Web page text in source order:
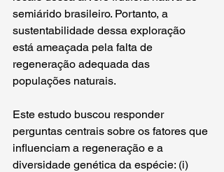
semiárido brasileiro. Portanto, a
sustentabilidade dessa exploração
está ameaçada pela falta de
regeneração adequada das
populações naturais.
Este estudo buscou responder
perguntas centrais sobre os fatores que
influenciam a regeneração e a
diversidade genética da espécie: (i)